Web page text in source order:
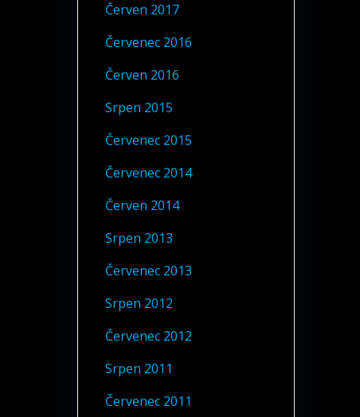
Červen 2017
Červenec 2016
Červen 2016
Srpen 2015
Červenec 2015
Červenec 2014
Červen 2014
Srpen 2013
Červenec 2013
Srpen 2012
Červenec 2012
Srpen 2011
Červenec 2011